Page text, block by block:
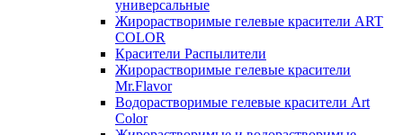
универсальные
Жирорастворимые гелевые красители ART
COLOR
Красители Распылители
Жирорастворимые гелевые красители
Mr.Flavor
Водорастворимые гелевые красители Art
Color